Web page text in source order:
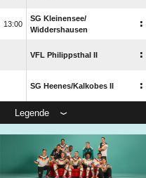

SG Kleinensee/​
Widdershausen
:
VFL Philippsthal II :
SG Heenes/​Kalkobes II :
Legende